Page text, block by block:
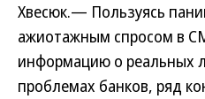
Хвесюк.— Пользуясь
ажиотажным спросом в
информацию о реальных
проблемах банков, ряд